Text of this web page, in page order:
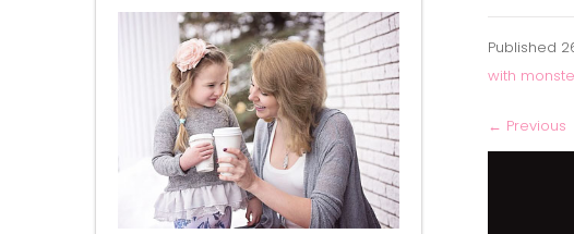
Published
with
← Previous